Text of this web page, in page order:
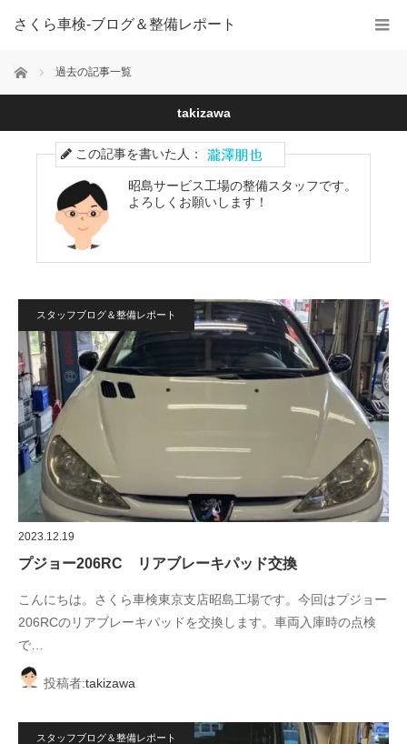
さくら車検‐ブログ＆整備レポート
ホーム 過去の記事一覧
takizawa
この記事を書いた人：
昭島サービス工場の整備スタッフです。
よろしくお願いします！
スタッフブログ＆整備レポート
2023.12.19
プジョー206RC リアブレーキパッド交換
こんにちは。さくら車検東京支店昭島工場です。今回はプジョー
206RCのリアブレーキパッドを交換します。車両入庫時の点検
で…
投稿者:takizawa
スタッフブログ＆整備レポート